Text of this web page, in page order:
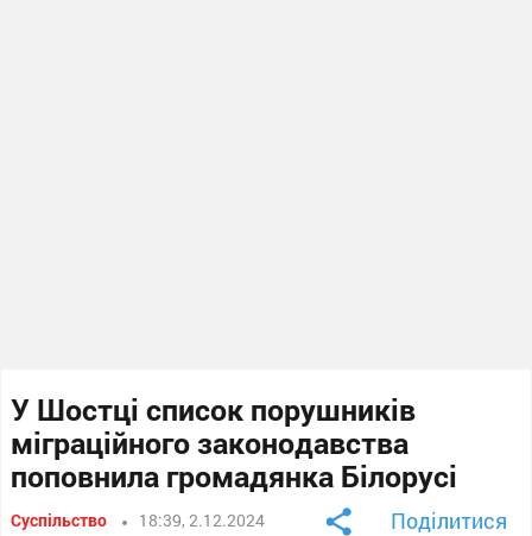
У Шостці список порушників
міграційного законодавства
поповнила громадянка Білорусі
Суспільство 18:39, 2.12.2024 Поділитися